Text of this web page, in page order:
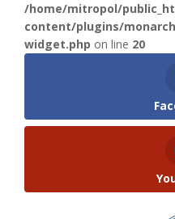
/home/mitropol/
content/plugins/
widget.php on line 20